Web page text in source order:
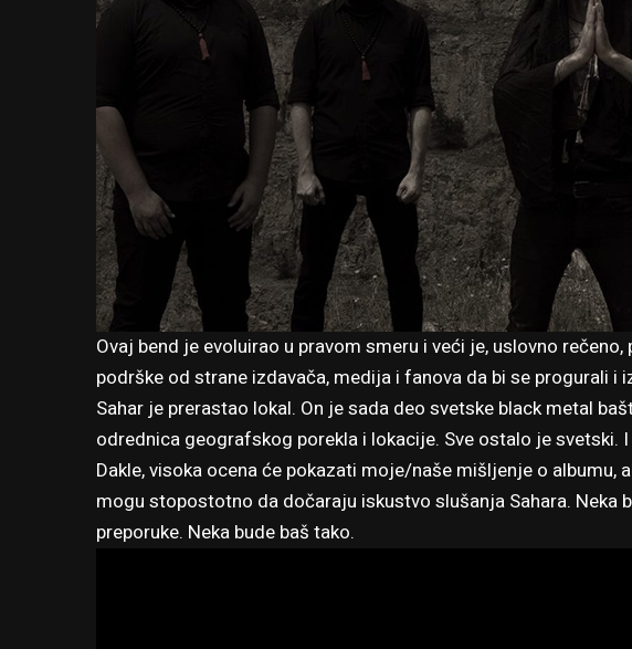
Ovaj bend je evoluirao u pravom smeru i veći je, uslovno
podrške od strane izdavača, medija i fanova da bi se progurali i
Sahar je prerastao lokal. On je sada deo svetske black metal
odrednica geografskog porekla i lokacije. Sve ostalo je svetski.
Dakle, visoka ocena će pokazati moje/naše mišljenje o albumu,
mogu stopostotno da dočaraju iskustvo slušanja Sahara. Neka
preporuke. Neka bude baš tako.